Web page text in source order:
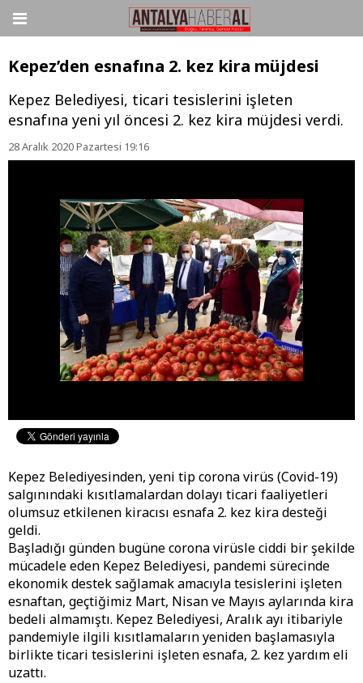
Kepez’den esnafına 2. kez kira müjdesi
Kepez Belediyesi, ticari tesislerini işleten
esnafına yeni yıl öncesi 2. kez kira müjdesi verdi.
28 Aralık 2020 Pazartesi 19:16
Kepez Belediyesinden, yeni tip corona virüs (Covid-19)
salgınındaki kısıtlamalardan dolayı ticari faaliyetleri
olumsuz etkilenen kiracısı esnafa 2. kez kira desteği
geldi.
Başladığı günden bugüne corona virüsle ciddi bir şekilde
mücadele eden Kepez Belediyesi, pandemi sürecinde
ekonomik destek sağlamak amacıyla tesislerini işleten
esnaftan, geçtiğimiz Mart, Nisan ve Mayıs aylarında kira
bedeli almamıştı. Kepez Belediyesi, Aralık ayı itibariyle
pandemiyle ilgili kısıtlamaların yeniden başlamasıyla
birlikte ticari tesislerini işleten esnafa, 2. kez yardım eli
uzattı.